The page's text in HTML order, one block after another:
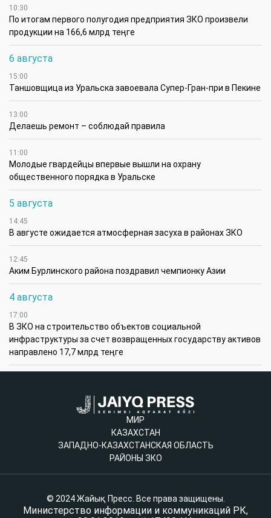
10:30
По итогам первого полугодия предприятия ЗКО произвели
продукции на 166,6 млрд теңге
6 августа
15:00
Таншовщица из Уральска завоевала Супер-Гран-при в Пекине
13:00
Делаешь ремонт – соблюдай правила
11:00
Молодые гвардейцы впервые вышли на охрану
общественного порядка в Уральске
5 августа
14:45
В августе ожидается атмосферная засуха в районах ЗКО
12:45
Аким Бурлинского района поздравил чемпионку Азии
4 августа
17:00
В ЗКО на строительство объектов социальной
инфраструктуры за счет возвращенных государству активов
направлено 17,7 млрд теңге
МИР
КАЗАХСТАН
ЗАПАДНО-КАЗАХСТАНСКАЯ ОБЛАСТЬ
РАЙОНЫ ЗКО
© 2024 Жайық Пресс. Все права защищены.
Министерство информации и коммуникаций РК,